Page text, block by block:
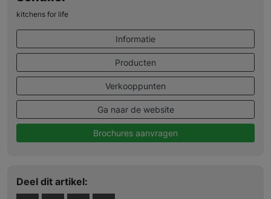
kitchens for life
Informatie
Producten
Verkooppunten
Ga naar de website
Brochures aanvragen
Deel dit artikel: